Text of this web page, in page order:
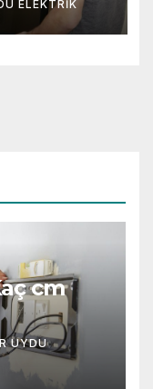
ELEKTRIK
cm
UYDU